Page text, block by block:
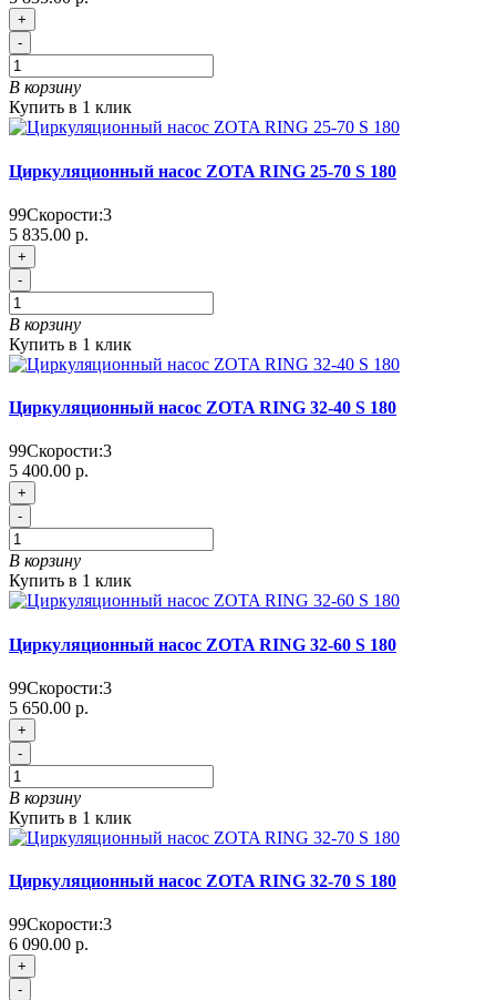
+
-
В корзину
Купить в 1 клик
Циркуляционный насос ZOTA RING 25-70 S 180
99Скорости:3
5 835.00 р.
+
-
В корзину
Купить в 1 клик
Циркуляционный насос ZOTA RING 32-40 S 180
99Скорости:3
5 400.00 р.
+
-
В корзину
Купить в 1 клик
Циркуляционный насос ZOTA RING 32-60 S 180
99Скорости:3
5 650.00 р.
+
-
В корзину
Купить в 1 клик
Циркуляционный насос ZOTA RING 32-70 S 180
99Скорости:3
6 090.00 р.
+
-